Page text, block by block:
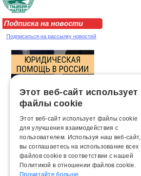
Подписка на новости
Подписаться на рассылку новостей
Этот веб-сайт использует
файлы cookie
Этот веб-сайт использует файлы cookie
для улучшения взаимодействия с
пользователем. Используя наш веб-сайт,
вы соглашаетесь на использование всех
файлов cookie в соответствии с нашей
Политикой в ​​отношении файлов cookie.
Прочитайте больше